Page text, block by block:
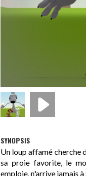
SYNOPSIS
Un loup affamé cherche
sa proie favorite, le
emploie, n'arrive jamais